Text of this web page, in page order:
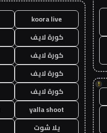
!
koora live
كورة لايف
كورة لايف
كورة لايف
كورة لايف
yalla shoot
يلا شوت